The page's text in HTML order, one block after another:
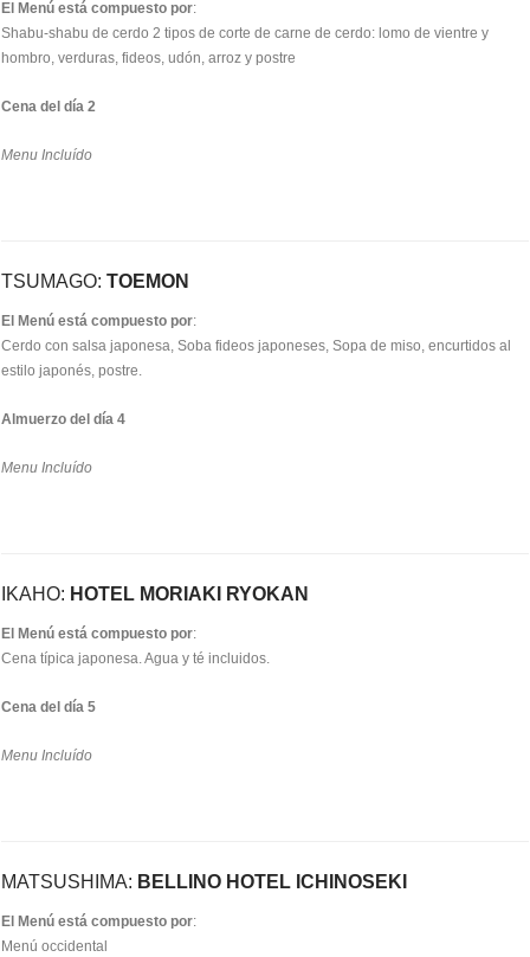
El Menú está compuesto por:
Shabu-shabu de cerdo 2 tipos de corte de carne de cerdo: lomo de vientre y
hombro, verduras, fideos, udón, arroz y postre
Cena del día 2
Menu Incluído
TSUMAGO: TOEMON
El Menú está compuesto por:
Cerdo con salsa japonesa, Soba fideos japoneses, Sopa de miso, encurtidos al
estilo japonés, postre.
Almuerzo del día 4
Menu Incluído
IKAHO: HOTEL MORIAKI RYOKAN
El Menú está compuesto por:
Cena típica japonesa. Agua y té incluidos.
Cena del día 5
Menu Incluído
MATSUSHIMA: BELLINO HOTEL ICHINOSEKI
El Menú está compuesto por:
Menú occidental